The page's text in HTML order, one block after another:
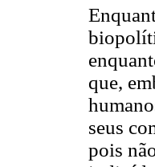
que,
seus
pois